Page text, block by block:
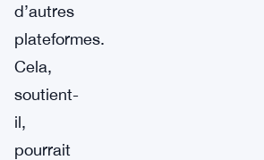
d’autres
plateformes.
Cela,
soutient-
il,
pourrait